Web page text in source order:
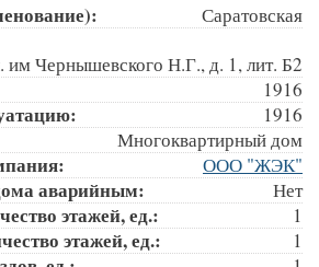
Саратовская
им Чернышевского Н.Г., д. 1, лит. Б2
1916
1916
Многоквартирный дом
ООО "ЖЭК"
аварийным: Нет
этажей, ед.: 1
этажей, ед.: 1